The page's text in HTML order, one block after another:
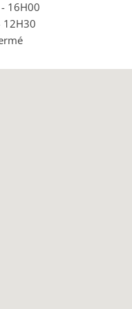
16H00
12H30